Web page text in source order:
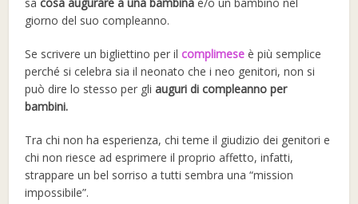
giorno del suo compleanno.
Se scrivere un bigliettino per ilcomplimese è più semplice
perché si celebra sia il neonato che i neo genitori, non si
può dire lo stesso per gliauguri di compleanno per
bambini.
Tra chi non ha esperienza, chi teme il giudizio dei genitori e
chi non riesce ad esprimere il proprio affetto, infatti,
strappare un bel sorriso a tutti sembra una “mission
impossibile”.